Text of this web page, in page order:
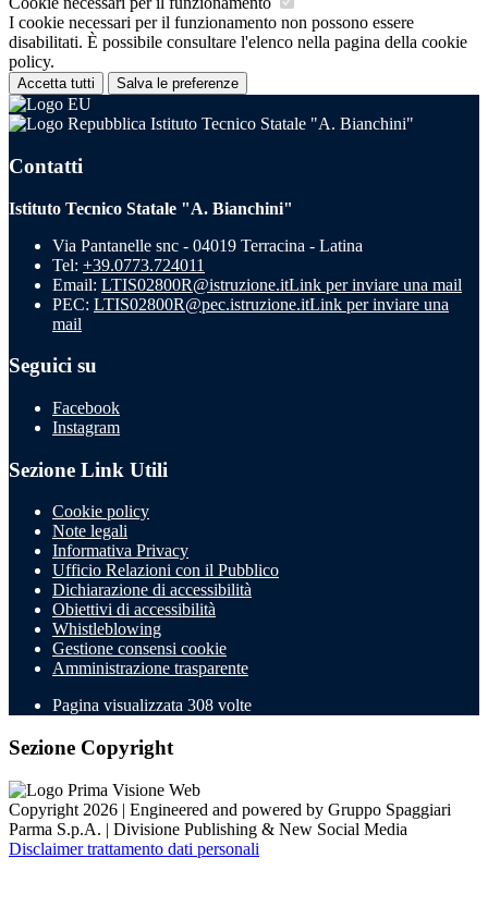
I cookie necessari per il funzionamento non possono essere
disabilitati. È possibile consultare l'elenco nella pagina della cookie
policy.
Accetta tutti Salva le preferenze
Istituto Tecnico Statale "A. Bianchini"
Contatti
Istituto Tecnico Statale "A. Bianchini"
Via Pantanelle snc - 04019 Terracina - Latina
Tel: +39.0773.724011
Email: LTIS02800R@istruzione.itLink per inviare una mail
PEC: LTIS02800R@pec.istruzione.itLink per inviare una
mail
Seguici su
Facebook
Instagram
Sezione Link Utili
Cookie policy
Note legali
Informativa Privacy
Ufficio Relazioni con il Pubblico
Dichiarazione di accessibilità
Obiettivi di accessibilità
Whistleblowing
Gestione consensi cookie
Amministrazione trasparente
Pagina visualizzata 308 volte
Sezione Copyright
Copyright 2026 | Engineered and powered by Gruppo Spaggiari
Parma S.p.A. | Divisione Publishing & New Social Media
Disclaimer trattamento dati personali